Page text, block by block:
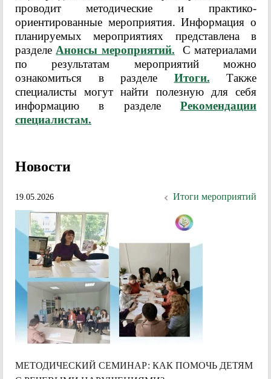
проводит методические и практико-
ориентированные мероприятия. Информация о
планируемых мероприятиях представлена в
разделе Анонсы мероприятий. С материалами
по результатам мероприятий можно
ознакомиться в разделе Итоги. Также
специалисты могут найти полезную для себя
информацию в разделе Рекомендации
специалистам.
Новости
19.05.2026 Итоги мероприятий
МЕТОДИЧЕСКИЙ СЕМИНАР: КАК ПОМОЧЬ ДЕТЯМ